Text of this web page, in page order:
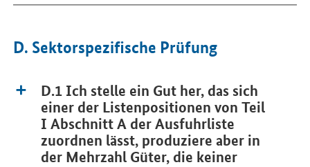
D. Sektorspezifische Prüfung
D.1 Ich stelle ein Gut her, das sich
einer der Listenpositionen von Teil
I Abschnitt A der Ausfuhrliste
zuordnen lässt, produziere aber in
der Mehrzahl Güter, die keiner